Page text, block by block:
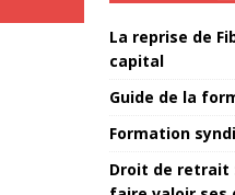
La reprise de
capital
Guide de la
Formation
Droit de retrait